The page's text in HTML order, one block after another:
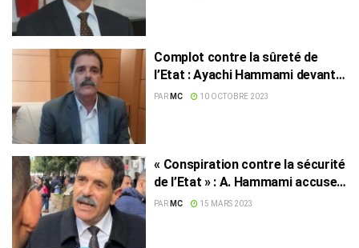
Complot contre la sûreté de
l’Etat : Ayachi Hammami devant
le juge d’instruction
PAR MC 10 OCTOBRE 2023
« Conspiration contre la sécurité
de l’Etat » : A. Hammami accuse
le pouvoir de « saper
PAR MC 15 MARS 2023